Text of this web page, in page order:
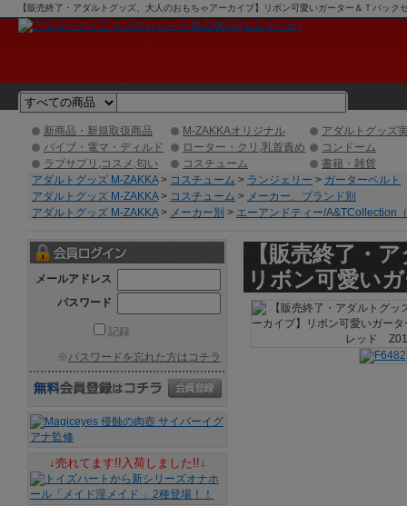
【販売終了・アダルトグッズ、大人のおもちゃアーカイブ】リボン可愛いガーター＆Ｔバ
クショッピング】
新商品・新規取扱商品 M-ZAKKAオリジナル
アダルトグッズ
バイブ・電マ・ディルド
ローター・クリ,乳首責め
コンドーム
ラブサプリ,コスメ,匂い
コスチューム
書籍・雑貨
アダルトグッズ M-ZAKKA> コスチューム > ランジェリー > ガーターベルト
アダルトグッズ M-ZAKKA> コスチューム > メーカー、ブランド別
アダルトグッズ M-ZAKKA> メーカー別 > エーアンドティー/A&TCollection
【販売終了・
リボン可愛い
メールアドレス
パスワード
記録
※パスワードを忘れた方はコチラ
↓売れてます!!入荷しました!!↓